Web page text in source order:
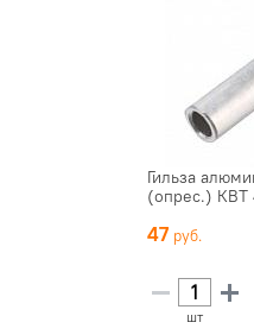
Гильза
(опрес.) КВТ
47
шт